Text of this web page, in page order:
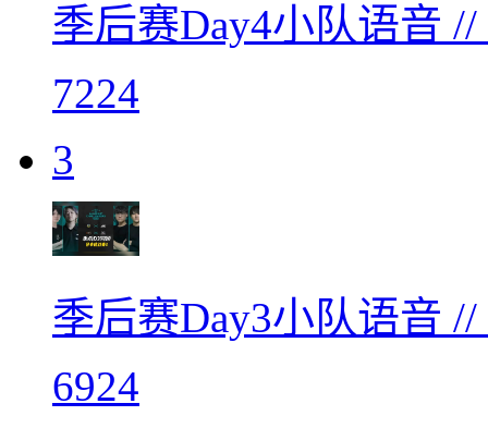
季后赛Day4小队语音
7224
3
季后赛Day3小队语音
6924